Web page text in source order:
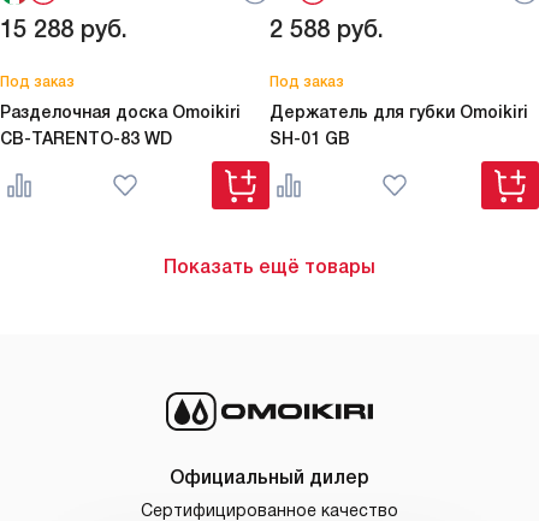
15 288 руб.
Под заказ
Разделочная доска Omoikiri
CB-TARENTO-83 WD
2 588 руб.
Под заказ
Держатель для губки Omoikiri
SH-01 GB
Показать ещё товары
Официальный дилер
Сертифицированное качество